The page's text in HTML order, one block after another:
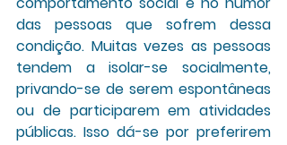
das pessoas que sofrem dessa
condição. Muitas vezes as pessoas
tendem a isolar-se socialmente,
privando-se de serem espontâneas
ou de participarem em atividades
públicas. Isso dá-se por preferirem